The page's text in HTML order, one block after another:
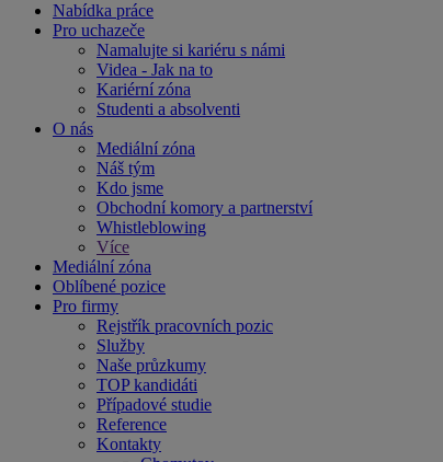
Nabídka práce
Pro uchazeče
Namalujte si kariéru s námi
Videa - Jak na to
Kariérní zóna
Studenti a absolventi
O nás
Mediální zóna
Náš tým
Kdo jsme
Obchodní komory a partnerství
Whistleblowing
Více
Mediální zóna
Oblíbené pozice
Pro firmy
Rejstřík pracovních pozic
Služby
Naše průzkumy
TOP kandidáti
Případové studie
Reference
Kontakty